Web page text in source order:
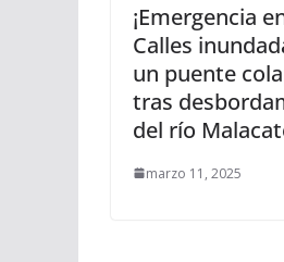
¡Emergencia
Calles
un puente
tras
del río
marzo 11, 2025